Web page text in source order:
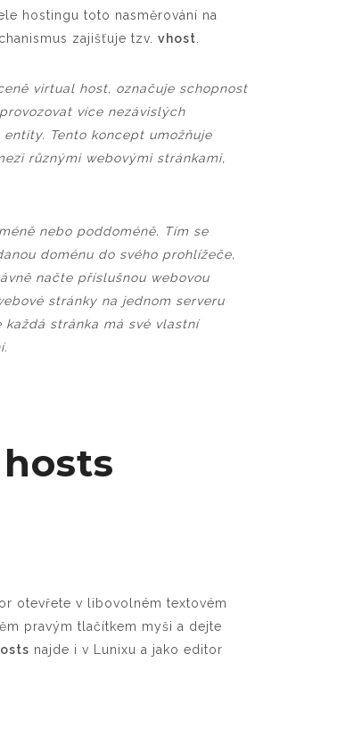
hostingu toto nasměrování na
zajišťuje tzv. vhost
virtual host, označuje schopnost
více nezávislých
Tento koncept umožňuje
různými webovými stránkami,
nebo poddoméně. Tím se
doménu do svého prohlížeče,
načte příslušnou webovou
stránky na jednom serveru
stránka má své vlastní
otevřete v libovolném textovém
pravým tlačítkem myši a dejte
najde i v Lunixu a jako editor